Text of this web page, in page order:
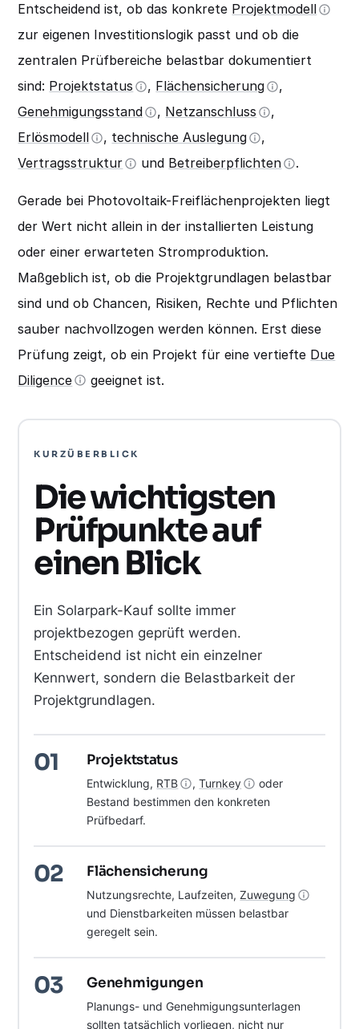
Entscheidend ist, ob das konkrete Projektmodell
zur eigenen Investitionslogik passt und ob die
zentralen Prüfbereiche belastbar dokumentiert
sind: Projektstatus , Flächensicherung
,
Genehmigungsstand
, Netzanschluss
,
Erlösmodell
, technische Auslegung
,
Vertragsstruktur
und Betreiberpflichten .
Gerade bei Photovoltaik-Freiflächenprojekten liegt
der Wert nicht allein in der installierten Leistung
oder einer erwarteten Stromproduktion.
Maßgeblich ist, ob die Projektgrundlagen belastbar
sind und ob Chancen, Risiken, Rechte und Pflichten
sauber nachvollzogen werden können. Erst diese
Prüfung zeigt, ob ein Projekt für eine vertiefte Due
Diligence
geeignet ist.
KURZÜBERBLICK
Die wichtigsten
Prüfpunkte auf
einen Blick
Ein Solarpark-Kauf sollte immer
projektbezogen geprüft werden.
Entscheidend ist nicht ein einzelner
Kennwert, sondern die Belastbarkeit der
Projektgrundlagen.
01 Projektstatus
Entwicklung, RTB ,Turnkey
oder
Bestand bestimmen den konkreten
Prüfbedarf.
02 Flächensicherung
Nutzungsrechte, Laufzeiten,Zuwegung
und Dienstbarkeiten müssen belastbar
geregelt sein.
03 Genehmigungen
Planungs- und Genehmigungsunterlagen
sollten tatsächlich vorliegen, nicht nur